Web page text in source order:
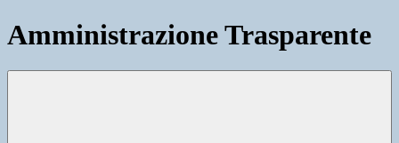
Amministrazione Trasparente